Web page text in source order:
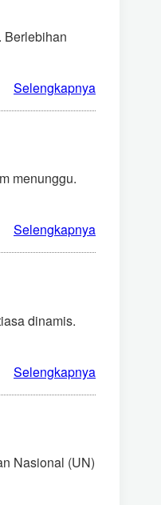
Berlebihan
Selengkapnya
menunggu.
Selengkapnya
dinamis.
Selengkapnya
Nasional (UN)